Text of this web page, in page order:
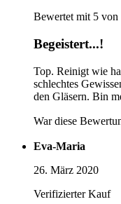
Bewertet mit 5 von
Begeistert...!
Top. Reinigt wie
schlechtes
den Gläsern. Bin
War diese
Eva-Maria
26. März 2020
Verifizierter Kauf